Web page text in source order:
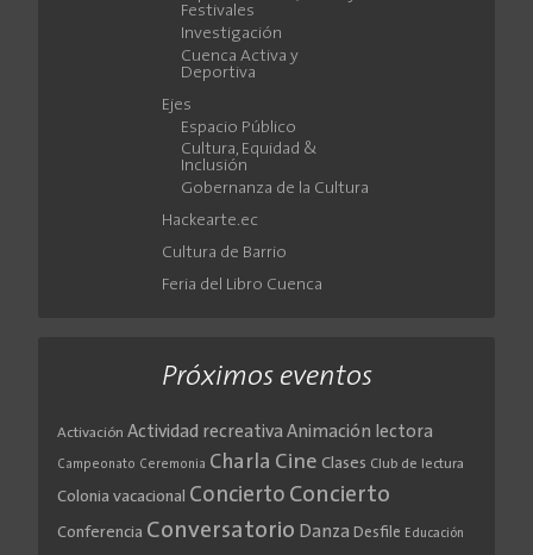
Festivales
Investigación
Cuenca Activa y
Deportiva
Ejes
Espacio Público
Cultura, Equidad &
Inclusión
Gobernanza de la Cultura
Hackearte.ec
Cultura de Barrio
Feria del Libro Cuenca
Próximos eventos
Activación Actividad recreativa Animación lectora
Campeonato Ceremonia Charla Cine Clases Club de lectura
Colonia vacacional Concierto Concierto
Conferencia Conversatorio Danza Desfile Educación